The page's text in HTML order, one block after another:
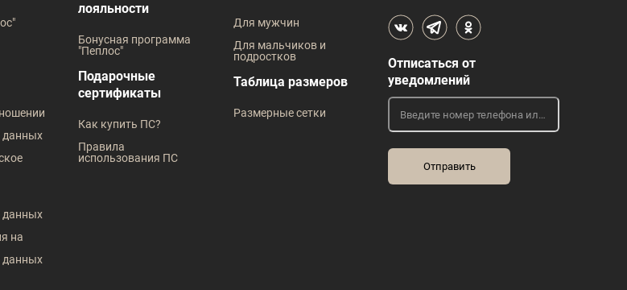
данных
данных
на
данных
лояльности
Бонусная программа
"Пеплос"
Подарочные
сертификаты
Как купить ПС?
Правила
использования ПС
Для мужчин
Для мальчиков и
подростков
Таблица размеров
Размерные сетки
Отписаться от
уведомлений